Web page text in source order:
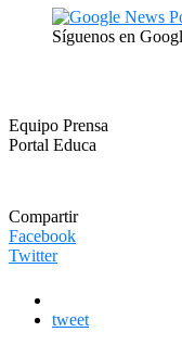
Síguenos en
Equipo Prensa
Portal Educa
Compartir
Facebook
Twitter
tweet